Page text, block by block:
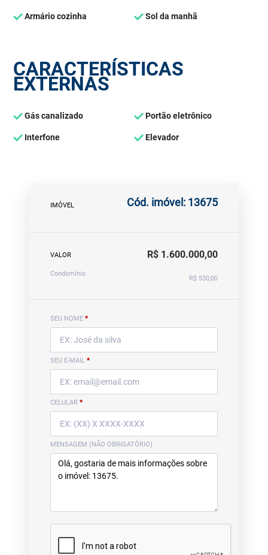
Armário cozinha Sol da manhã
CARACTERÍSTICAS
EXTERNAS
Gás canalizado Portão eletrônico
Interfone Elevador
IMÓVEL Cód. imóvel: 13675
VALOR R$ 1.600.000,00
Condomínio
R$ 530,00
SEU NOME *
SEU E-MAIL *
CELULAR *
MENSAGEM (NÃO OBRIGATÓRIO)